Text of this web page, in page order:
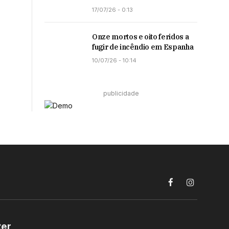
17/07/26 - 0:13
Onze mortos e oito feridos a
fugir de incêndio em Espanha
10/07/26 - 10:14
publicidade
FacebookInstagram